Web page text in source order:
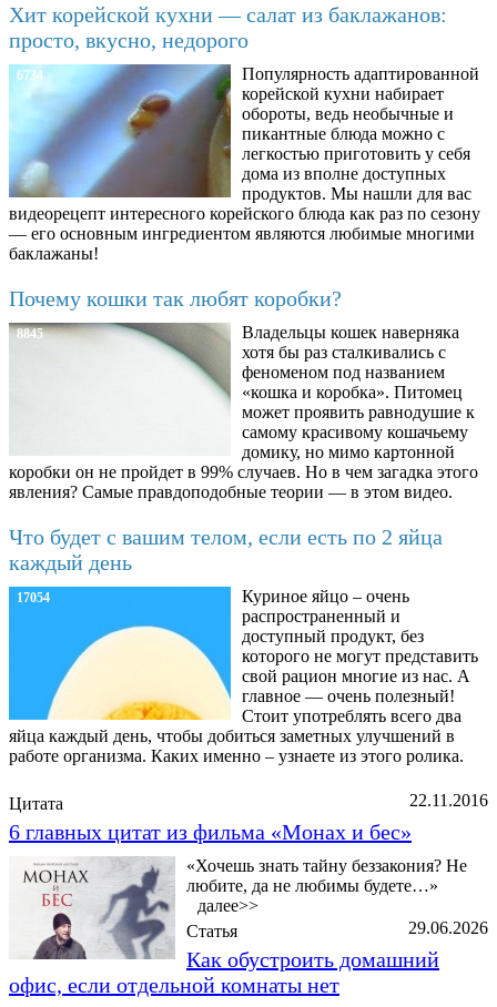
Хит корейской кухни — салат из баклажанов:
просто, вкусно, недорого
6734
Популярность адаптированной
корейской кухни набирает
обороты, ведь необычные и
пикантные блюда можно с
легкостью приготовить у себя
дома из вполне доступных
продуктов. Мы нашли для вас
видеорецепт интересного корейского блюда как раз по сезону
— его основным ингредиентом являются любимые многими
баклажаны!
Почему кошки так любят коробки?
8845
Владельцы кошек наверняка
хотя бы раз сталкивались с
феноменом под названием
«кошка и коробка». Питомец
может проявить равнодушие к
самому красивому кошачьему
домику, но мимо картонной
коробки он не пройдет в 99% случаев. Но в чем загадка этого
явления? Самые правдоподобные теории — в этом видео.
Что будет с вашим телом, если есть по 2 яйца
каждый день
17054
Куриное яйцо – очень
распространенный и
доступный продукт, без
которого не могут представить
свой рацион многие из нас. А
главное — очень полезный!
Стоит употреблять всего два
яйца каждый день, чтобы добиться заметных улучшений в
работе организма. Каких именно – узнаете из этого ролика.
22.11.2016
Цитата
6 главных цитат из фильма «Монах и бес»
«Хочешь знать тайну беззакония? Не
любите, да не любимы будете…»
далее>>
29.06.2026
Статья
Как обустроить домашний
офис, если отдельной комнаты нет